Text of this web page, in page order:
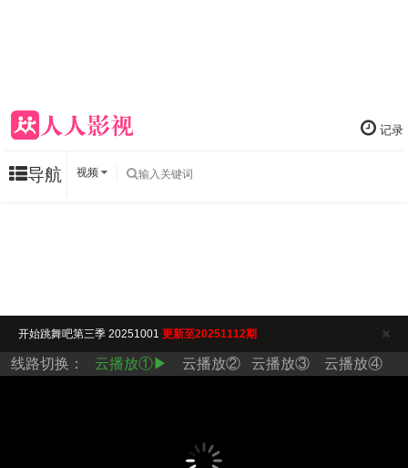
记录
导航 视频
开始跳舞吧第三季 20251001 更新至20251112期